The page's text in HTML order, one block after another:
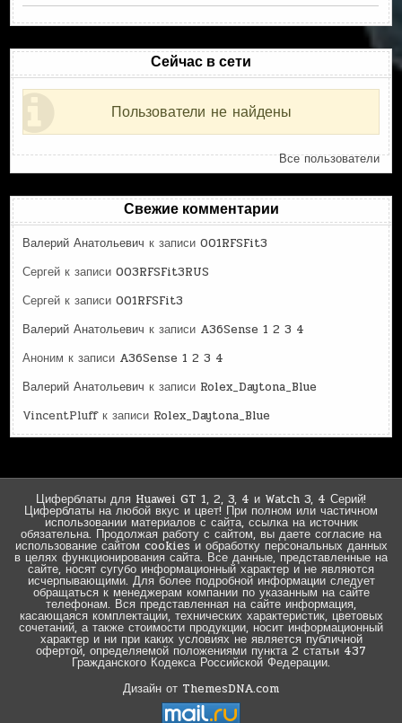
Сейчас в сети
Пользователи не найдены
Все пользователи
Свежие комментарии
Валерий Анатольевич к записи001RFSFit3
Сергей к записи003RFSFit3RUS
Сергей к записи001RFSFit3
Валерий Анатольевич к записи A36Sense 1 2 3 4
Аноним к записи A36Sense 1 2 3 4
Валерий Анатольевич к записи Rolex_Daytona_Blue
VincentPluffк записи Rolex_Daytona_Blue
Циферблаты для Huawei GT 1, 2, 3, 4 и Watch 3, 4 Серий!
Циферблаты на любой вкус и цвет! При полном или частичном
использовании материалов с сайта, ссылка на источник
обязательна. Продолжая работу с сайтом, вы даете согласие на
использование сайтом cookies и обработку персональных данных
в целях функционирования сайта. Все данные, представленные на
сайте, носят сугубо информационный характер и не являются
исчерпывающими. Для более подробной информации следует
обращаться к менеджерам компании по указанным на сайте
телефонам. Вся представленная на сайте информация,
касающаяся комплектации, технических характеристик, цветовых
сочетаний, а также стоимости продукции, носит информационный
характер и ни при каких условиях не является публичной
офертой, определяемой положениями пункта 2 статьи 437
Гражданского Кодекса Российской Федерации.
Дизайн от ThemesDNA.com